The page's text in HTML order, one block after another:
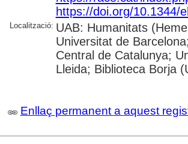
https://doi.org/10.1344/
Localització: UAB: Humanitats
Universitat de
Central de Catalunya;
Lleida; Biblioteca Borja
Enllaç permanent a aquest